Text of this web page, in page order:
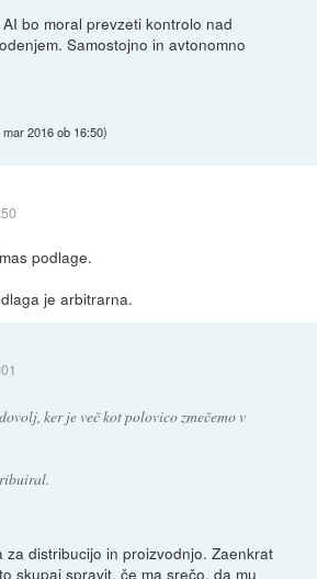
bo moral prevzeti kontrolo nad
Samostojno in avtonomno
mar 2016 ob 16:50)
podlage.
je arbitrarna.
ker je več kot polovico zmečemo v
za distribucijo in proizvodnjo. Zaenkrat
skupaj spravit, če ma srečo, da mu